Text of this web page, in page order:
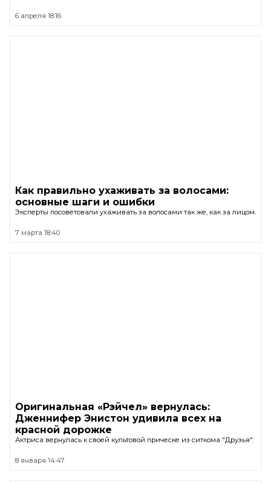
6 апреля 18:16
Как правильно ухаживать за волосами:
основные шаги и ошибки
Эксперты посоветовали ухаживать за волосами так же, как за лицом.
7 марта 18:40
Оригинальная «Рэйчел» вернулась:
Дженнифер Энистон удивила всех на
красной дорожке
Актриса вернулась к своей культовой прическе из ситкома "Друзья".
8 января 14:47